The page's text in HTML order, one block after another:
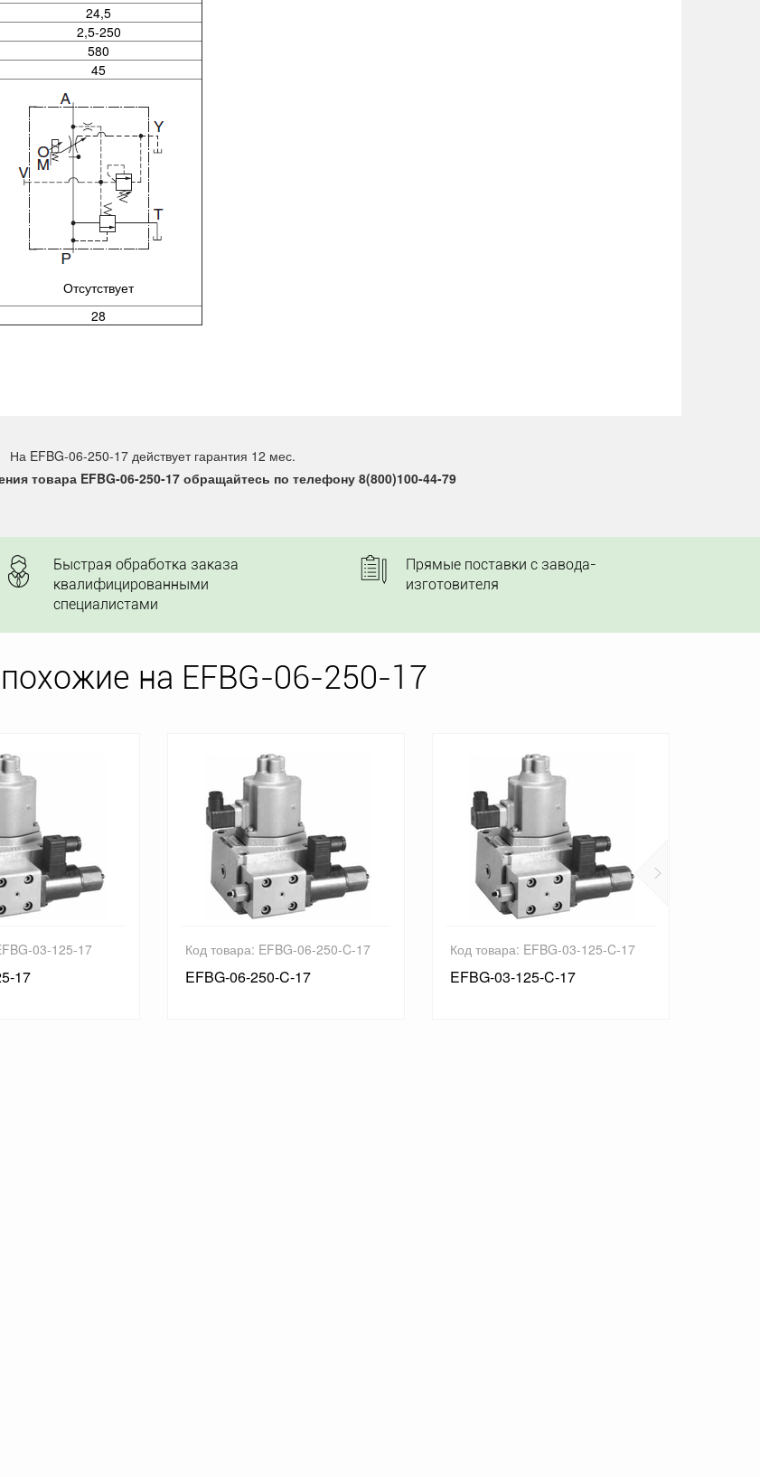
24,5
2,5-250
580
45
Отсутствует
28
На EFBG-06-250-17 действует гарантия 12 мес.
товара EFBG-06-250-17 обращайтесь по телефону 8(800)100-44-79
Быстрая обработка заказа
квалифицированными
специалистами
Прямые поставки с завода-
изготовителя
на EFBG-06-250-17
03-125-17
17
Код товара: EFBG-06-250-C-17
EFBG-06-250-C-17
Код товара: EFBG-03-125-C-17
EFBG-03-125-C-17